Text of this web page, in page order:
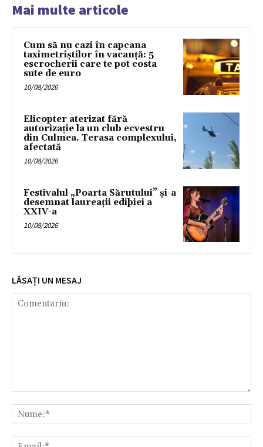
Mai multe articole
Cum să nu cazi în capcana
taximetriștilor în vacanță: 5
escrocherii care te pot costa
sute de euro
10/08/2026
Elicopter aterizat fără
autorizație la un club ecvestru
din Culmea. Terasa complexului,
afectată
10/08/2026
Festivalul „Poarta Sărutului” și-a
desemnat laureații ediþiei a
XXIV-a
10/08/2026
LĂSAȚI UN MESAJ